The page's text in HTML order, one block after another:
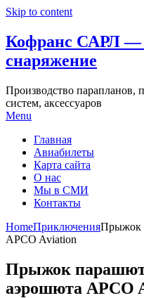
Skip to content
Кофранс САРЛ —
снаряжение
Производство парапланов,
систем, аксессуаров
Menu
Главная
Авиабилеты
Карта сайта
О нас
Мы в СМИ
Контакты
HomeПриключенияПрыжок
APCO Aviation
Прыжок
аэрошюта APCO